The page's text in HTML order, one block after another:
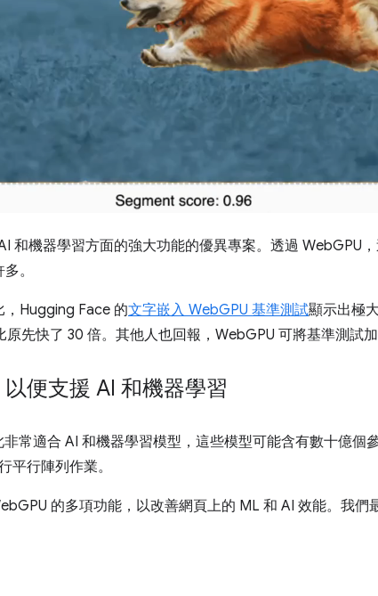
和機器學習方面的強大功能的優異專案。透過 WebGPU
。
，Hugging Face 的文字嵌入 WebGPU 基準測試顯示出極
原先快了 30 倍。其他人也回報，WebGPU 可將基準測試
便支援 AI 和機器學習
非常適合 AI 和機器學習模型，這些模型可能含有數十億個
平行陣列作業。
的多項功能，以改善網頁上的 ML 和 AI 效能。我們